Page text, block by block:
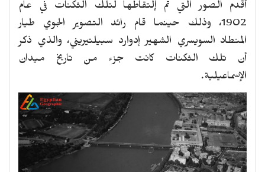
أقدم الصور التي تم إلتقاطها لتلك الثكنات في عام
1902، وذلك حينما قام رائد التصوير الجوي طيار
المنطاد السويسري الشهير إدوارد سبيلتيريني، والذي ذكر
أن تلك الثكنات كانت جزء من تاريخ ميدان
الإسماعيلية.